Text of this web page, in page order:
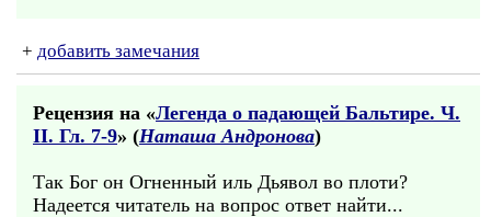
+ добавить замечания
Рецензия на «Легенда о падающей Бальтире. Ч.
II. Гл. 7-9» (Наташа Андронова)
Так Бог он Огненный иль Дьявол во плоти?
Надеется читатель на вопрос ответ найти...